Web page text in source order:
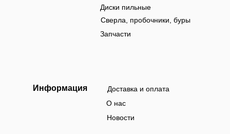
Информация
Диски пильные
Сверла, пробочники, буры
Запчасти
Доставка и оплата
О нас
Новости